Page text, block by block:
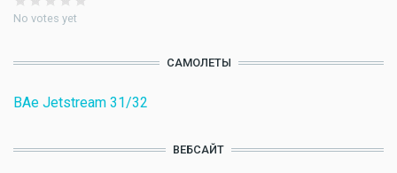
No votes yet
САМОЛЕТЫ
BAe Jetstream 31/32
ВЕБСАЙТ